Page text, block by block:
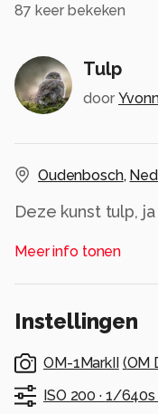
87 keer bekeken
Tulp
door
Oudenbosch,
Deze kunst tulp,
Meer info tonen
Instellingen
OM-1MarkII (OM
ISO 200 · 1/640s